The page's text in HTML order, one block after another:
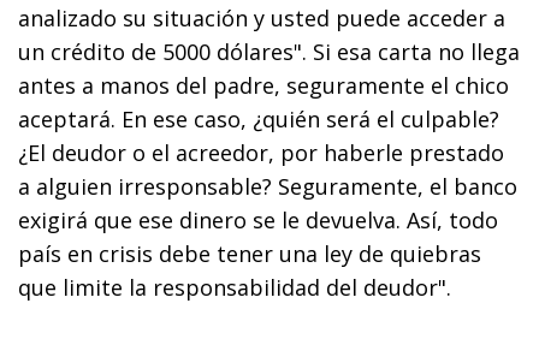
analizado su situación y usted puede acceder a
un crédito de 5000 dólares". Si esa carta no llega
antes a manos del padre, seguramente el chico
aceptará. En ese caso, ¿quién será el culpable?
¿El deudor o el acreedor, por haberle prestado
a alguien irresponsable? Seguramente, el banco
exigirá que ese dinero se le devuelva. Así, todo
país en crisis debe tener una ley de quiebras
que limite la responsabilidad del deudor".